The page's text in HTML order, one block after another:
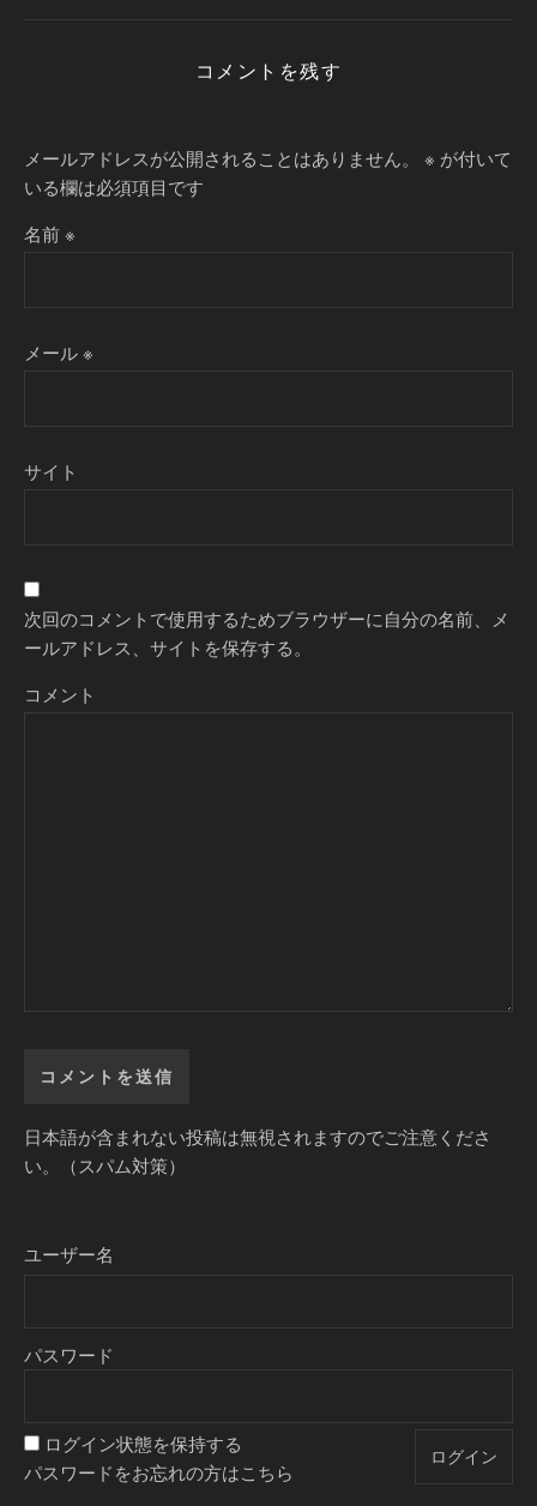
コメントを残す
メールアドレスが公開されることはありません。 ※ が付いて
いる欄は必須項目です
名前※
メール※
サイト
次回のコメントで使用するためブラウザーに自分の名前、メ
ールアドレス、サイトを保存する。
コメント
日本語が含まれない投稿は無視されますのでご注意くださ
い。（スパム対策）
ユーザー名
パスワード
ログイン状態を保持する
パスワードをお忘れの方はこちら